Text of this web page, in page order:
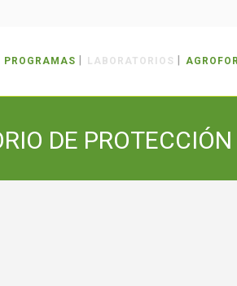
PROGRAMAS LABORATORIOS
DE